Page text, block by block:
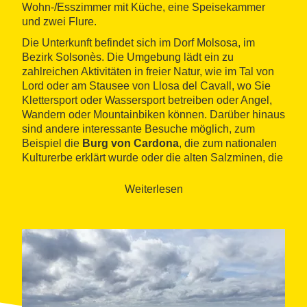
Wohn-/Esszimmer mit Küche, eine Speisekammer
und zwei Flure.
Die Unterkunft befindet sich im Dorf Molsosa, im
Bezirk Solsonès. Die Umgebung lädt ein zu
zahlreichen Aktivitäten in freier Natur, wie im Tal von
Lord oder am Stausee von Llosa del Cavall, wo Sie
Klettersport oder Wassersport betreiben oder Angel,
Wandern oder Mountainbiken können. Darüber hinaus
sind andere interessante Besuche möglich, zum
Beispiel die Burg von Cardona, die zum nationalen
Kulturerbe erklärt wurde oder die alten Salzminen, die
umgewandelt wurden. Aber auch das
Weiterlesen